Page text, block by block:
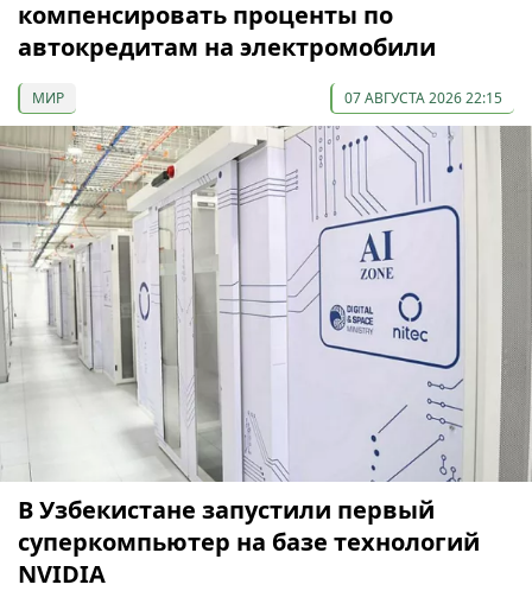
компенсировать проценты по
автокредитам на электромобили
МИР 07 АВГУСТА 2026 22:15
В Узбекистане запустили первый
суперкомпьютер на базе технологий
NVIDIA